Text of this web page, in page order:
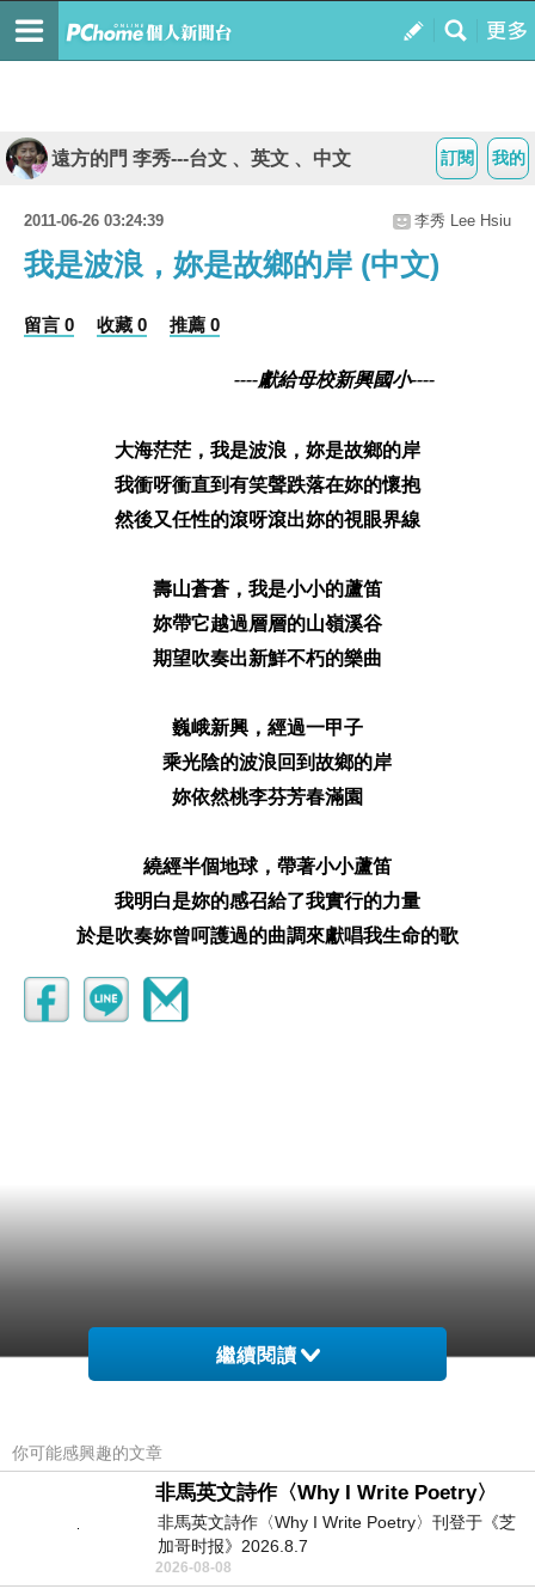
我的
訂閱
遠方的門 李秀---台文 、英文 、中文
2011-06-26 03:24:39 李秀 Lee Hsiu
我是波浪，妳是故鄉的岸 (中文)
留言 0 收藏 0 推薦 0
----獻給母校新興國小----
大海茫茫，我是波浪，妳是故鄉的岸
我衝呀衝直到有笑聲跌落在妳的懷抱
然後又任性的滾呀滾出妳的視眼界線
壽山蒼蒼，我是小小的蘆笛
妳帶它越過層層的山嶺溪谷
期望吹奏出新鮮不朽的樂曲
巍峨新興，經過一甲子
乘光陰的波浪回到故鄉的岸
妳依然桃李芬芳春滿園
繞經半個地球，帶著小小蘆笛
我明白是妳的感召給了我實行的力量
於是吹奏妳曾呵護過的曲調來獻唱我生命的歌
繼續閱讀
你可能感興趣的文章
非馬英文詩作〈Why I Write Poetry〉
非馬英文詩作〈Why I Write Poetry〉刊登于《芝
加哥时报》2026.8.7
2026-08-08